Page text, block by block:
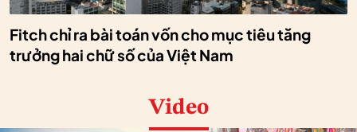
Fitch chỉ ra bài toán vốn cho mục tiêu tăng
trưởng hai chữ số của Việt Nam
Video